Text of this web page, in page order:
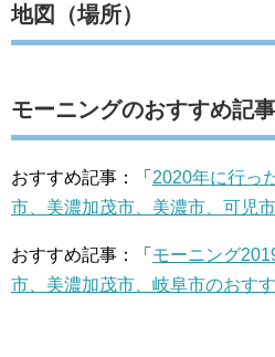
地図（場所）
モーニングのおすすめ記事
おすすめ記事：「 2020年に行っ
市、美濃加茂市、美濃市、可児
おすすめ記事：「 モーニング
市、美濃加茂市、岐阜市のおす